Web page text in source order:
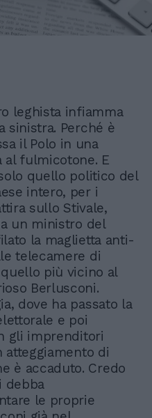
leghista infiamma
sinistra. Perché è
il Polo in una
al fulmicotone. E
quello politico del
intero, per i
sullo Stivale,
un ministro del
la maglietta anti-
telecamere di
quello più vicino al
Berlusconi.
dove ha passato la
e poi
gli imprenditori
atteggiamento di
è accaduto. Credo
debba
le proprie